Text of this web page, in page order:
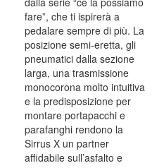
fare”, che ti ispirerà a
pedalare sempre di più. La
posizione semi-eretta, gli
pneumatici dalla sezione
larga, una trasmissione
monocorona molto intuitiva
e la predisposizione per
montare portapacchi e
parafanghi rendono la
Sirrus X un partner
affidabile sull’asfalto e